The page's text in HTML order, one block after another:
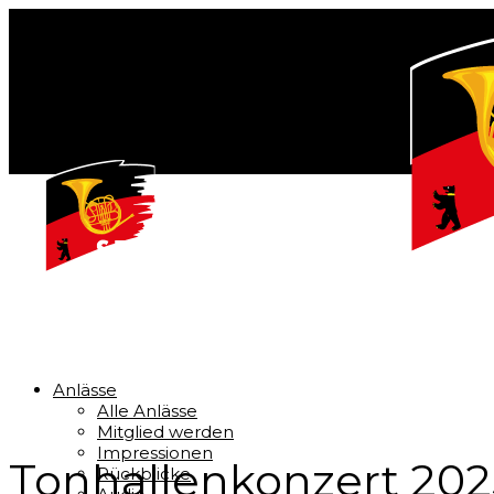
Anlässe
Alle Anlässe
Mitglied werden
Impressionen
Rückblicke
Tonhallenkonzert